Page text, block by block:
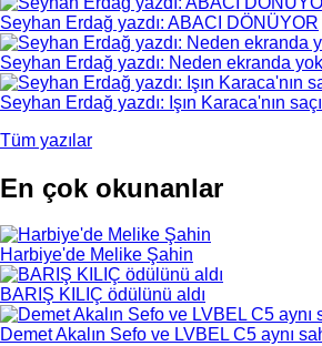
Seyhan Erdağ yazdı: ABACI DÖNÜYOR
Seyhan Erdağ yazdı: Neden ekranda
Seyhan Erdağ yazdı: Işın Karaca'nın
Tüm yazılar
En çok okunanlar
Harbiye'de Melike Şahin
BARIŞ KILIÇ ödülünü aldı
Demet Akalın Sefo ve LVBEL C5 aynı